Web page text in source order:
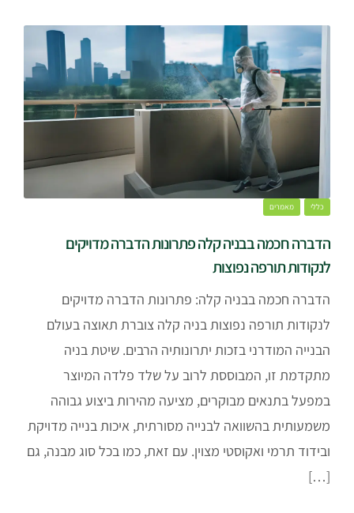
כללי מאמרים
הדברה חכמה בבניה קלה פתרונות הדברה מדויקים
לנקודות תורפה נפוצות
הדברה חכמה בבניה קלה: פתרונות הדברה מדויקים
לנקודות תורפה נפוצות בניה קלה צוברת תאוצה בעולם
הבנייה המודרני בזכות יתרונותיה הרבים. שיטת בניה
מתקדמת זו, המבוססת לרוב על שלד פלדה המיוצר
במפעל בתנאים מבוקרים, מציעה מהירות ביצוע גבוהה
משמעותית בהשוואה לבנייה מסורתית, איכות בנייה מדויקת
ובידוד תרמי ואקוסטי מצוין. עם זאת, כמו בכל סוג מבנה, גם
[…]